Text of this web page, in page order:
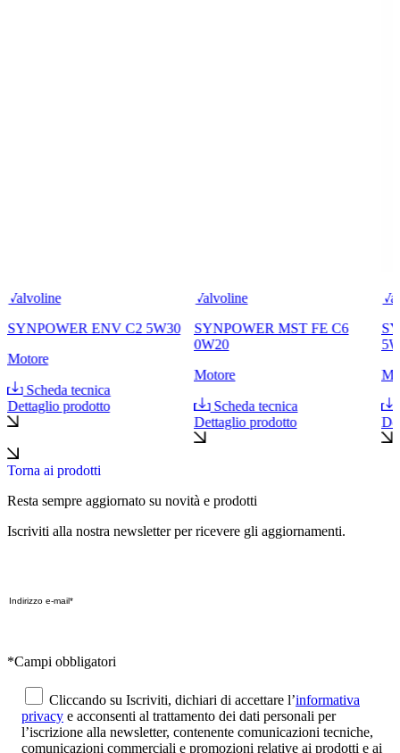
Valvoline
SYNPOWER ENV C2 5W30
Motore
Scheda tecnica
Dettaglio prodotto
Valvoline
SYNPOWER MST FE C6
0W20
Motore
Scheda tecnica
Dettaglio prodotto
Torna ai prodotti
Resta sempre aggiornato su novità e prodotti
Iscriviti alla nostra newsletter per ricevere gli aggiornamenti.
*Campi obbligatori
Cliccando su Iscriviti, dichiari di accettare l’informativa
privacy e acconsenti al trattamento dei dati personali per
l’iscrizione alla newsletter, contenente comunicazioni tecniche,
comunicazioni commerciali e promozioni relative ai prodotti e ai